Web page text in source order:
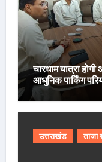
चारधाम यात्रा
आधुनिक पार्किंग
उत्तराखंड ताजा